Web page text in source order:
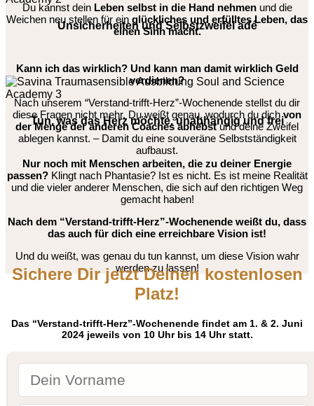
Du kannst dein Leben selbst in die Hand nehmen und die
Weichen neu stellen für ein glückliches und erfülltes Leben, das
einen Sinn macht.
Unsicherheiten und Selbstzweifel adé
Kann ich das wirklich? Und kann man damit wirklich Geld
verdienen?
Nach unserem “Verstand-trifft-Herz”-Wochenende stellst du dir
diese Fragen nicht mehr. Du weißt genau, wodurch du dichvon
der Menge der anderen Coaches abhebstund deine Zweifel
ablegen kannst. – Damit du eine souveräne Selbstständigkeit
aufbaust.
Tun, was das Herz möchte, unabhängig und frei
Nur noch mit Menschen arbeiten, die zu deiner Energie
passen? Klingt nach Phantasie? Ist es nicht. Es ist meine Realität
und die vieler anderer Menschen, die sich auf den richtigen Weg
gemacht haben!
Nach dem “Verstand-trifft-Herz”-Wochenende weißt du, dass
das auch für dich eine erreichbare Vision ist!
Und du weißt, was genau du tun kannst, um diese Vision wahr
werden zu lassen!
Sichere Dir jetzt Deinen kostenlosen
Platz!
Das “Verstand-trifft-Herz”-Wochenende findet am 1. & 2. Juni
2024 jeweils von 10 Uhr bis 14 Uhr statt.